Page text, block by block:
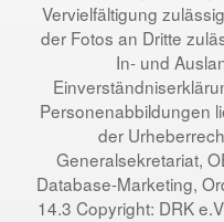
Vervielfältigung
der Fotos an Dritte
In- und
Personenabbildungen
der
Generalsekretariat,
Database-Marketing,
14.3 Copyright: DRK